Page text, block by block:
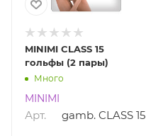
MINIMI CLASS 15
гольфы (2 пары)
Много
MINIMI
Арт. gamb. CLASS 15